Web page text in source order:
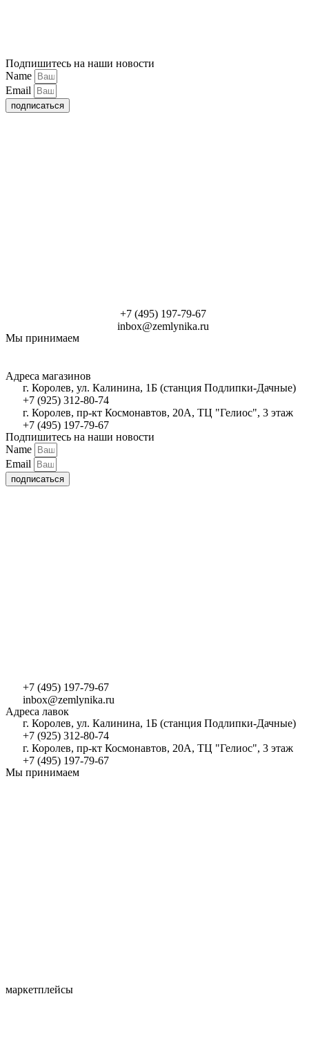
Подпишитесь на наши новости
Name
Email
подписаться
+7 (495) 197-79-67
inbox@zemlynika.ru
Мы принимаем
Адреса магазинов
г. Королев, ул. Калинина, 1Б (станция Подлипки-Дачные)
+7 (925) 312-80-74
г. Королев, пр-кт Космонавтов, 20А, ТЦ "Гелиос", 3 этаж
+7 (495) 197-79-67
Подпишитесь на наши новости
Name
Email
подписаться
+7 (495) 197-79-67
inbox@zemlynika.ru
Адреса лавок
г. Королев, ул. Калинина, 1Б (станция Подлипки-Дачные)
+7 (925) 312-80-74
г. Королев, пр-кт Космонавтов, 20А, ТЦ "Гелиос", 3 этаж
+7 (495) 197-79-67
Мы принимаем
маркетплейсы